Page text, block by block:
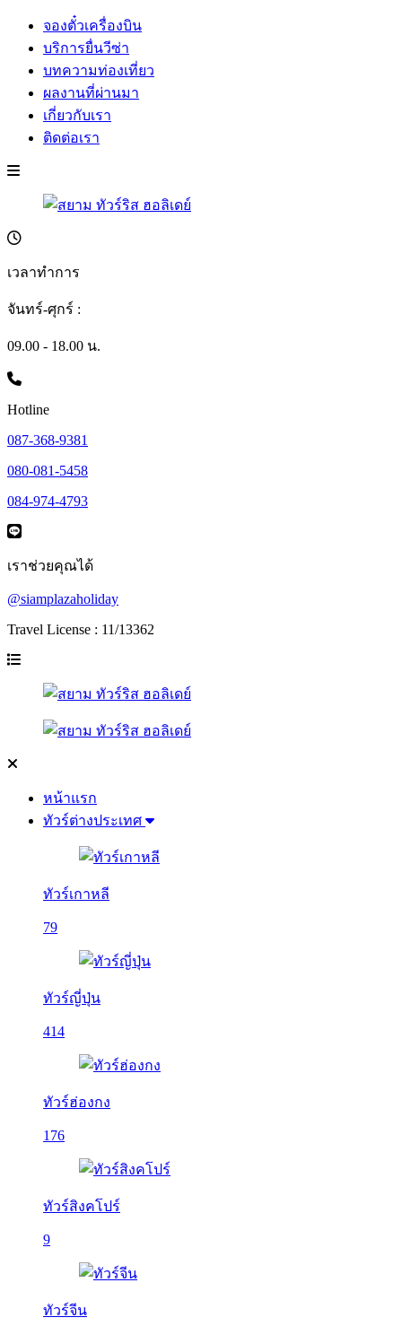
จองตั๋วเครื่องบิน
บริการยื่นวีซ่า
บทความท่องเที่ยว
ผลงานที่ผ่านมา
เกี่ยวกับเรา
ติดต่อเรา
เวลาทำการ
จันทร์-ศุกร์ :
09.00 - 18.00 น.
Hotline
087-368-9381
080-081-5458
084-974-4793
เราช่วยคุณได้
@siamplazaholiday
Travel License : 11/13362
หน้าแรก
ทัวร์ต่างประเทศ
ทัวร์เกาหลี
79
ทัวร์ญี่ปุ่น
414
ทัวร์ฮ่องกง
176
ทัวร์สิงคโปร์
9
ทัวร์จีน